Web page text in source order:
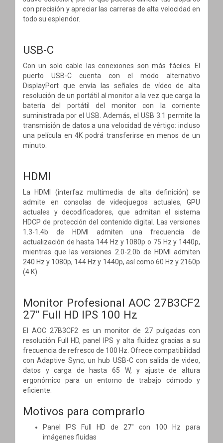
con precisión y apreciar las carreras de alta velocidad en
todo su esplendor.
USB-C
Con un solo cable las conexiones son más fáciles. El
puerto USB-C cuenta con el modo alternativo
DisplayPort que envía las señales de vídeo de alta
resolución de un portátil al monitor a la vez que carga la
batería del portátil del monitor con la corriente
suministrada por el USB. Además, el USB 3.1 permite la
transmisión de datos a una velocidad de vértigo: incluso
una película en 4K podrá transferirse en menos de un
minuto.
HDMI
La HDMI (interfaz multimedia de alta definición) se
admite en consolas de videojuegos actuales, GPU
actuales y decodificadores, que admitan el sistema
HDCP de protección del contenido digital. Las versiones
1.3-1.4b de HDMI admiten una frecuencia de
actualización de hasta 144 Hz y 1080p o 75 Hz y 1440p,
mientras que las versiones 2.0-2.0b de HDMI admiten
240 Hz y 1080p, 144 Hz y 1440p, así como 60 Hz y 2160p
(4 K).
Monitor Profesional AOC 27B3CF2
27" Full HD IPS 100 Hz
El AOC 27B3CF2 es un monitor de 27 pulgadas con
resolución Full HD, panel IPS y alta fluidez gracias a su
frecuencia de refresco de 100 Hz. Ofrece compatibilidad
con Adaptive Sync, un hub USB-C con salida de video,
datos y carga de hasta 65 W, y ajuste de altura
ergonómico para un entorno de trabajo cómodo y
eficiente.
Motivos para comprarlo
Panel IPS Full HD de 27" con 100 Hz para
imágenes fluidas